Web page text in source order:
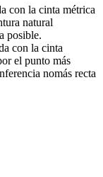
con la cinta métrica
natural
posible.
con la cinta
el punto más
nomás recta